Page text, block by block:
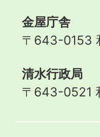
金屋庁舎
〒643-0153
清水行政局
〒643-0521